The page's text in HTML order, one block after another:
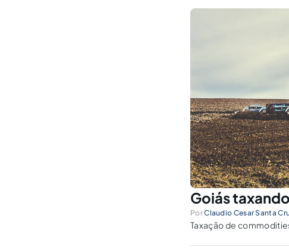
Goiás
PorClaudio Cesar Santa
Taxação de